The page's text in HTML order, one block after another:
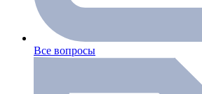
Все вопросы